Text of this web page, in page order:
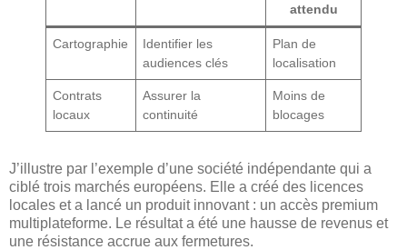
attendu
Cartographie
Identifier les
audiences clés
Plan de
localisation
Contrats
locaux
Assurer la
continuité
Moins de
blocages
J’illustre par l’exemple d’une société indépendante qui a
ciblé trois marchés européens. Elle a créé des licences
locales et a lancé un produit innovant : un accès premium
multiplateforme. Le résultat a été une hausse de revenus et
une résistance accrue aux fermetures.